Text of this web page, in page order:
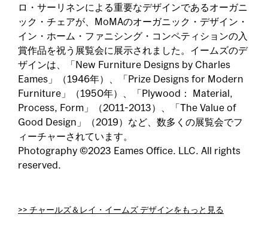
ロ・サーリネンによる重要なデザインであるオーガニ
ック・チェアが、MoMAのオーガニック・デザイン・
イン・ホーム・ファニシング・コンペティションの入
賞作品を祝う展覧会に展示されました。イームズのデ
ザインは、「New Furniture Designs by Charles
Eames」（1946年）、「Prize Designs for Modern
Furniture」（1950年）、「Plywood： Material,
Process, Form」（2011-2013）、「The Value of
Good Design」（2019）など、数多くの展覧会でフ
ィーチャーされています。
Photography ©2023 Eames Office. LLC. All rights
reserved.
>> チャールズ＆レイ・イームズ デザインをもっと見る